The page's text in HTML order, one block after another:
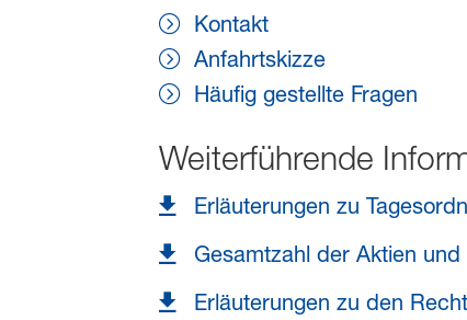
Kontakt
Anfahrtskizze
Häufig gestellte Fragen
Weiterführende
Erläuterungen zu
Gesamtzahl der Aktien
Erläuterungen zu den